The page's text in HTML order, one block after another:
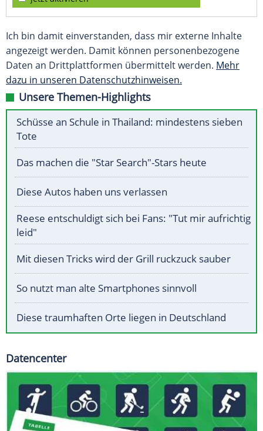
Ich bin damit einverstanden, dass mir externe Inhalte
angezeigt werden. Damit können personenbezogene
Daten an Drittplattformen übermittelt werden. Mehr
dazu in unseren Datenschutzhinweisen.
Unsere Themen-Highlights
Schüsse an Schule in Thailand: mindestens sieben
Tote
Das machen die "Star Search"-Stars heute
Diese Autos haben uns verlassen
Reese entschuldigt sich bei Fans: "Tut mir aufrichtig
leid"
Mit diesen Tricks wird der Grill ruckzuck sauber
So nutzt man alte Smartphones sinnvoll
Diese traumhaften Orte liegen in Deutschland
Datencenter